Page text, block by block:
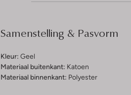
Samenstelling & Pasvorm
Kleur: Geel
Materiaal buitenkant: Katoen
Materiaal binnenkant: Polyester